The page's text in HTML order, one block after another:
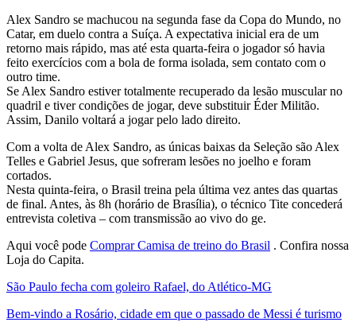
Alex Sandro se machucou na segunda fase da Copa do Mundo, no
Catar, em duelo contra a Suíça. A expectativa inicial era de um
retorno mais rápido, mas até esta quarta-feira o jogador só havia
feito exercícios com a bola de forma isolada, sem contato com o
outro time.
Se Alex Sandro estiver totalmente recuperado da lesão muscular no
quadril e tiver condições de jogar, deve substituir Éder Militão.
Assim, Danilo voltará a jogar pelo lado direito.
Com a volta de Alex Sandro, as únicas baixas da Seleção são Alex
Telles e Gabriel Jesus, que sofreram lesões no joelho e foram
cortados.
Nesta quinta-feira, o Brasil treina pela última vez antes das quartas
de final. Antes, às 8h (horário de Brasília), o técnico Tite concederá
entrevista coletiva – com transmissão ao vivo do ge.
Aqui você pode Comprar Camisa de treino do Brasil . Confira nossa
Loja do Capita.
São Paulo fecha com goleiro Rafael, do Atlético-MG
Bem-vindo a Rosário, cidade em que o passado de Messi é turismo